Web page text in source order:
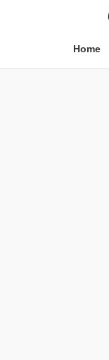
Home